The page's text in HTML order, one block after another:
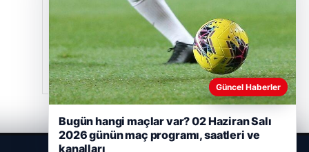
23/06/2026
Güncel Haberler
Bugün hangi maçlar var? 02 Haziran Salı
2026 günün maç programı, saatleri ve
kanalları